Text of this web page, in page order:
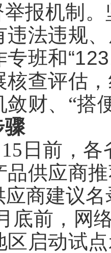
举报机制
违法违规
班和
核查评估
敛财、“搭
骤
15日前，
品供应商
应商建议
底前，网
区启动试